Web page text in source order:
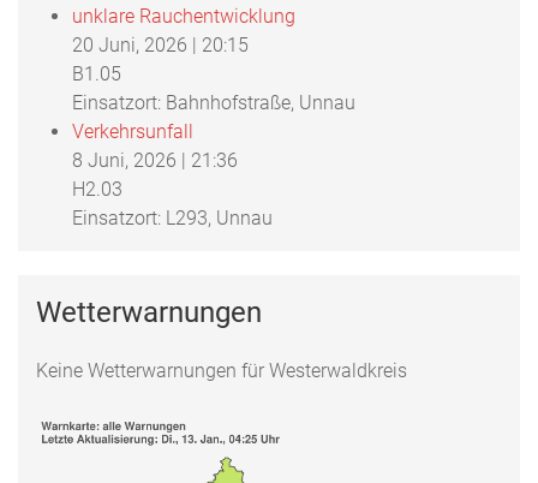
unklare Rauchentwicklung
20 Juni, 2026 | 20:15
B1.05
Einsatzort: Bahnhofstraße, Unnau
Verkehrsunfall
8 Juni, 2026 | 21:36
H2.03
Einsatzort: L293, Unnau
Wetterwarnungen
Keine Wetterwarnungen für Westerwaldkreis